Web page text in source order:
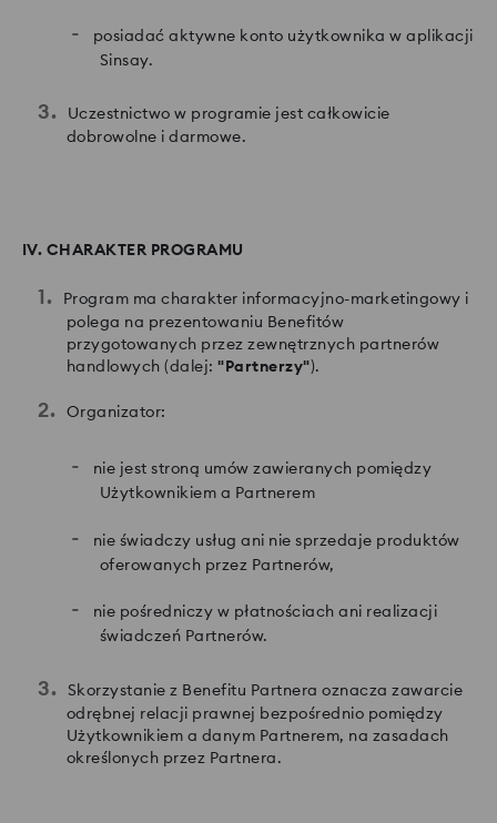
posiadać aktywne konto użytkownika w aplikacji
Sinsay.
Uczestnictwo w programie jest całkowicie
dobrowolne i darmowe.
IV. CHARAKTER PROGRAMU
Program ma charakter informacyjno-marketingowy i
polega na prezentowaniu Benefitów
przygotowanych przez zewnętrznych partnerów
handlowych (dalej:"Partnerzy").
Organizator:
nie jest stroną umów zawieranych pomiędzy
Użytkownikiem a Partnerem
nie świadczy usług ani nie sprzedaje produktów
oferowanych przez Partnerów,
nie pośredniczy w płatnościach ani realizacji
świadczeń Partnerów.
Skorzystanie z Benefitu Partnera oznacza zawarcie
odrębnej relacji prawnej bezpośrednio pomiędzy
Użytkownikiem a danym Partnerem, na zasadach
określonych przez Partnera.